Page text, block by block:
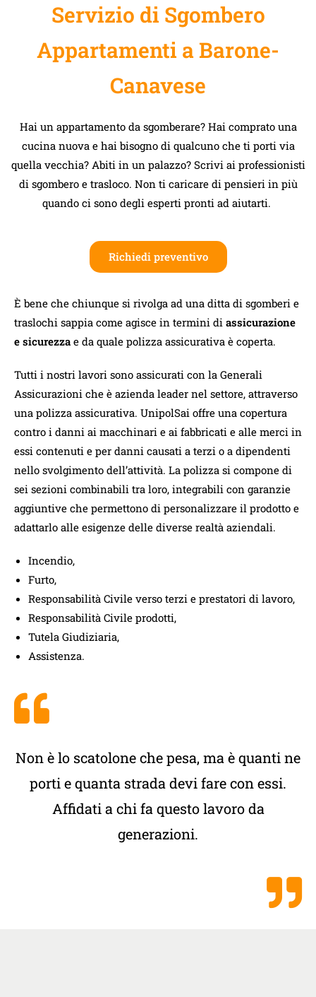
Servizio di Sgombero
Appartamenti a Barone-
Canavese
Hai un appartamento da sgomberare? Hai comprato una
cucina nuova e hai bisogno di qualcuno che ti porti via
quella vecchia? Abiti in un palazzo? Scrivi ai professionisti
di sgombero e trasloco. Non ti caricare di pensieri in più
quando ci sono degli esperti pronti ad aiutarti.
Richiedi preventivo
È bene che chiunque si rivolga ad una ditta di sgomberi e
traslochi sappia come agisce in termini di assicurazione
e sicurezza e da quale polizza assicurativa è coperta.
Tutti i nostri lavori sono assicurati con la Generali
Assicurazioni che è azienda leader nel settore, attraverso
una polizza assicurativa. UnipolSai offre una copertura
contro i danni ai macchinari e ai fabbricati e alle merci in
essi contenuti e per danni causati a terzi o a dipendenti
nello svolgimento dell’attività. La polizza si compone di
sei sezioni combinabili tra loro, integrabili con garanzie
aggiuntive che permettono di personalizzare il prodotto e
adattarlo alle esigenze delle diverse realtà aziendali.
Incendio,
Furto,
Responsabilità Civile verso terzi e prestatori di lavoro,
Responsabilità Civile prodotti,
Tutela Giudiziaria,
Assistenza.
Non è lo scatolone che pesa, ma è quanti ne
porti e quanta strada devi fare con essi.
Affidati a chi fa questo lavoro da
generazioni.